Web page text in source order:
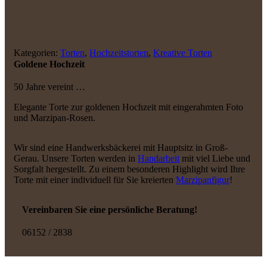
Kategorien:Torten,Hochzeitstorten,Kreative Torten
Goldene Hochzeit
50 Jahre vereint …
Elegante Torte zur goldenen Hochzeit mit eingerahmten Foto
und Marzipan-Rosen.
Wir sind eine Handwerksbäckerei mit Hauptsitz in Groß-
Gerau. Unsere Torten werden inHandarbeit mit viel Liebe und
Sorgfalt hergestellt. Zu einem besonderen Highlight wird Ihre
Torte mit einer individuell für Sie kreiertenMarzipanfigur!
Vereinbaren Sie eine persönliche Beratung!
06152 / 2838